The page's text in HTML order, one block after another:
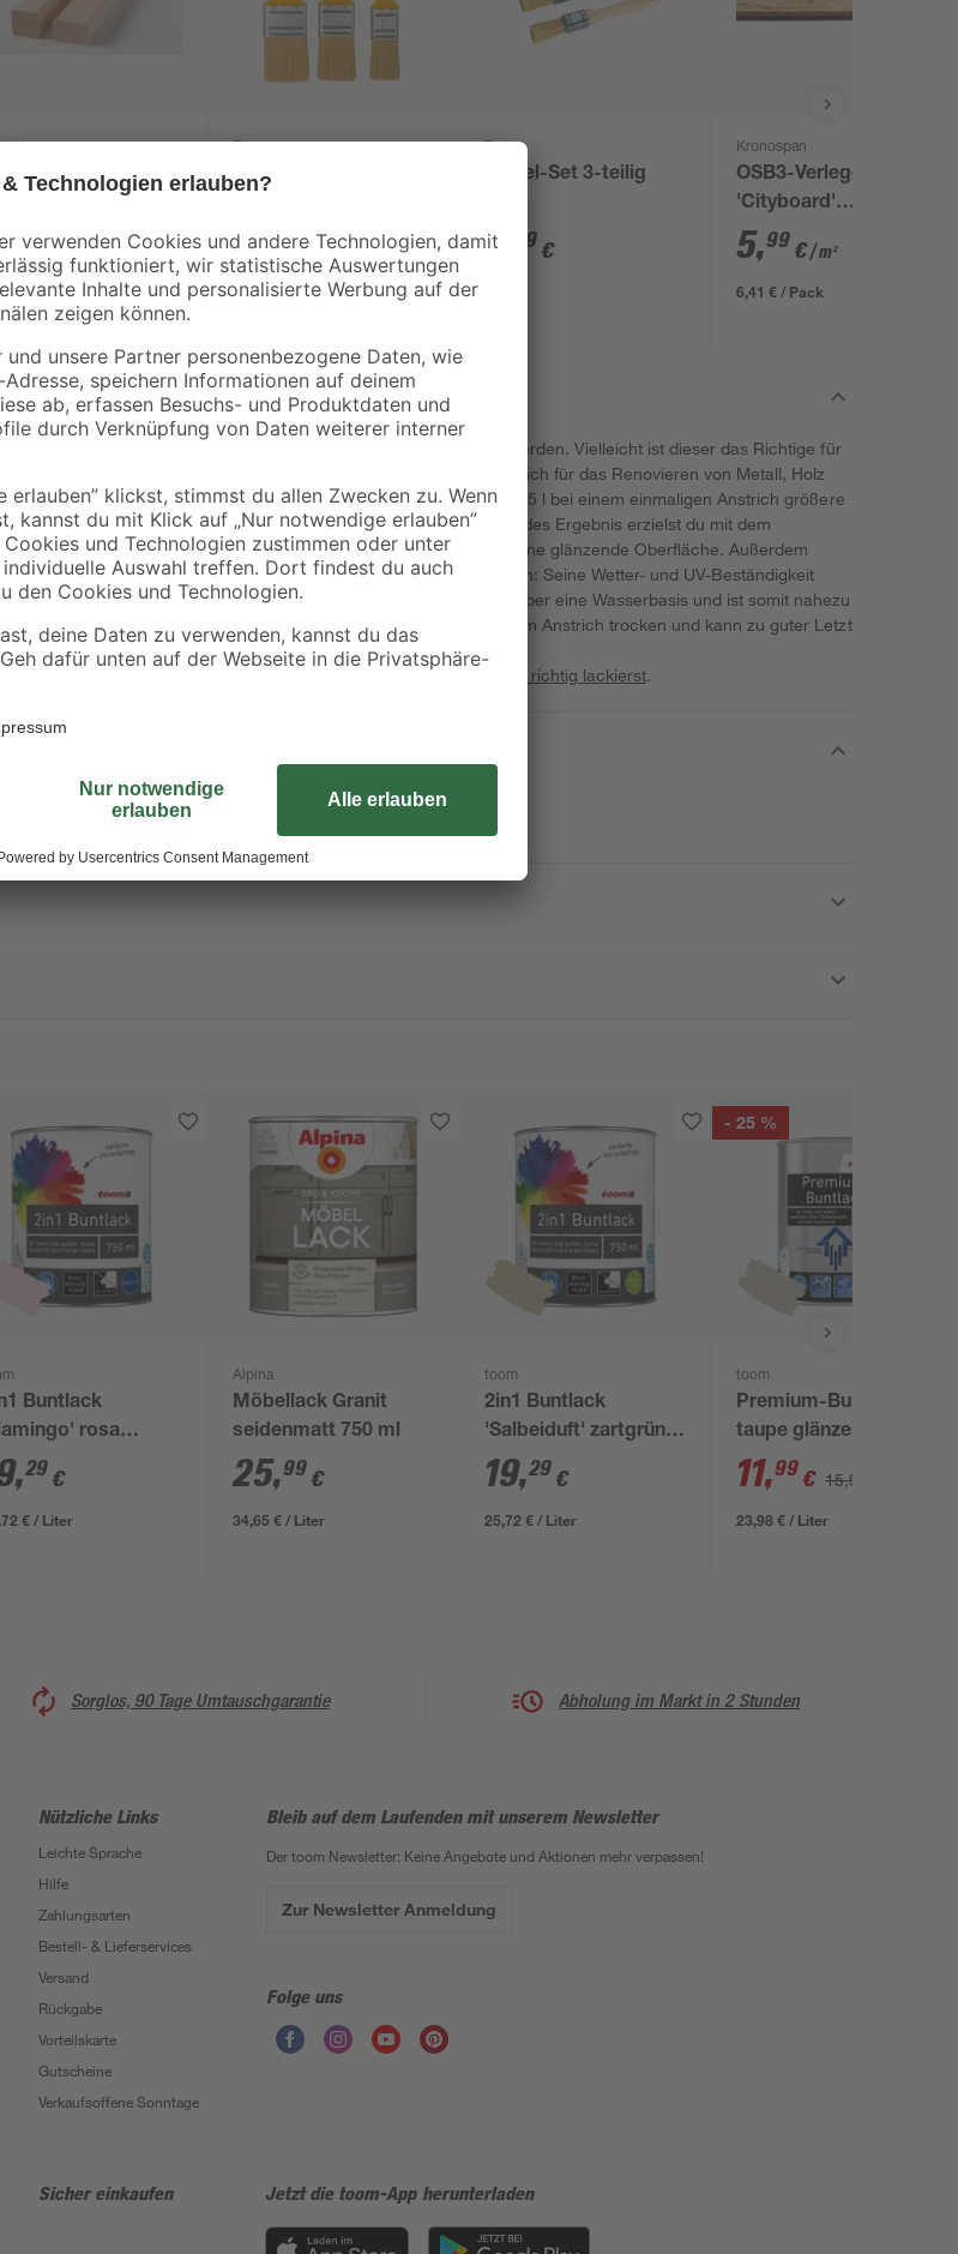
sägerau 2000 x
78€
€ / Meter
Flachpinselset 3-tlg.
5,59 €
Pinsel-Set 3-teilig
5 29 €
Kronospan
OSB3-Verlegeplatte
'Cityboard'
ungeschliffen 1690 x
634 x 12 mm
5,99 €/ m²
6,41 € / Pack
Lacke können in vielen Bereichen verwendet werden. Vielleicht ist dieser das Richtige für
dein Projekt? Dieser Buntlack von Toom eignet sich für das Renovieren von Metall, Holz
und Kunststoff. Du kannst mit dem Inhalt von 0,25 l bei einem einmaligen Anstrich größere
Flächen bis zu 3 m² behandeln. Ein ansprechendes Ergebnis erzielst du mit dem
Anstrichmittel bei 2 Anstrichen. So schaffst du eine glänzende Oberfläche. Außerdem
kannst du es im Innen- und Außenbereich nutzen: Seine Wetter- und UV-Beständigkeit
macht das möglich. Darüber hinaus verfügt es über eine Wasserbasis und ist somit nahezu
geruchslos. Der Buntlack ist 2 Stunden nach dem Anstrich trocken und kann zu guter Letzt
nach 12 Stunden überstrichen werden.
Erfahre mehr darüber, wie du deine Bauprojekte richtig lackierst.
3-on. Kann allergische Reaktionen hervorrufen.
Buntlack
rosa
750 ml
,29 €
€ / Liter
Alpina
Möbellack Granit
seidenmatt 750 ml
25,99 €
34,65 € / Liter
toom
2in1 Buntlack
'Salbeiduft' zartgrün
seidenmatt 750 ml
19,29 €
25,72 € / Liter
- 25 %
toom
Premium-Buntlack
taupe glänzend 500
ml
11,99 € 15,99 €
23,98 € / Liter
Sorglos, 90 Tage Umtauschgarantie Abholung im Markt in 2 Stunden
Nützliche Links
Leichte Sprache
Hilfe
Zahlungsarten
Bestell- & Lieferservices
Versand
Rückgabe
Vorteilskarte
Gutscheine
Verkaufsoffene Sonntage
Bleib auf dem Laufenden mit unserem Newsletter
Der toom Newsletter: Keine Angebote und Aktionen mehr verpassen!
Zur Newsletter Anmeldung
Folge uns
Sicher einkaufen Jetzt die toom-App herunterladen